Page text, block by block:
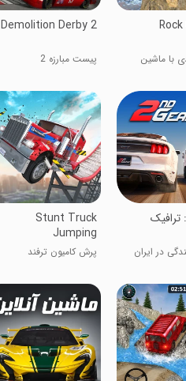
با ماشین
Demolition Derby 2
پیست مبارزه 2
ترافیک
در ایران
Stunt Truck
Jumping
پرش کامیون ترفند